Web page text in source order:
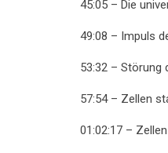
45:05 – Die
49:08 – Impuls
53:32 – Störung
57:54 – Zellen
01:02:17 –